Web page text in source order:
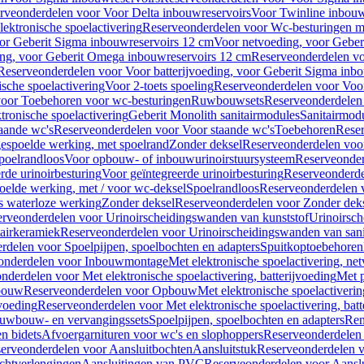
voor Voor Delta inbouwreservoirsVoor Twinline
spoelactiveringReserveonderdelen voor Wc-besturingen
Geberit Sigma inbouwreservoirs 12 cmVoor netvoeding, voor
voor Geberit Omega inbouwreservoirs 12 cmReserveonderdelen
voor Voor batterijvoeding, voor Geberit Sigma
spoelactiveringVoor 2-toets spoelingReserveonderdelen voor
Toebehoren voor wc-besturingenRuwbouwsets
spoelactiveringGeberit Monolith sanitairmodules
wc'sReserveonderdelen voor Voor staande wc'sToebehoren
werking, met spoelrandZonder dekselReserveonderdelen
Voor opbouw- of inbouwurinoirstuursysteem
urinoirbesturingVoor geïntegreerde urinoirbesturing
werking, met / voor wc-dekselSpoelrandloosReserveonderdelen
waterloze werkingZonder dekselReserveonderdelen voor Zonder
voor Urinoirscheidingswanden van kunststof
Reserveonderdelen voor Urinoirscheidingswanden van
voor Spoelpijpen, spoelbochten en adaptersSpuitkoptoebehoren
voor InbouwmontageMet elektronische spoelactivering,
voor Met elektronische spoelactivering, batterijvoedingMet
Reserveonderdelen voor OpbouwMet elektronische
Reserveonderdelen voor Met elektronische spoelactivering,
en vervangingssetsSpoelpijpen, spoelbochten en adapters
bidetsAfvoergarnituren voor wc's en slophoppers
voor AansluitbochtenAansluitstukReserveonderdelen